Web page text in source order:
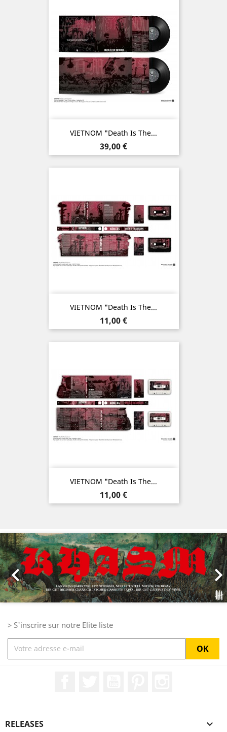
VIETNOM "Death Is The...
Prix
39,00 €
VIETNOM "Death Is The...
Prix
11,00 €
VIETNOM "Death Is The...
Prix
11,00 €

Précédent
> S'inscrire sur notre Elite liste
RELEASES 